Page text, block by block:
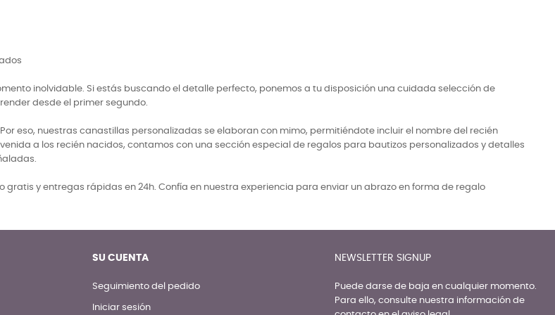
inolvidable. Si estás buscando el detalle perfecto, ponemos a tu disposición una cuidada selección de
desde el primer segundo.
eso, nuestras canastillas personalizadas se elaboran con mimo, permitiéndote incluir el nombre del recién
a los recién nacidos, contamos con una sección especial de regalos para bautizos personalizados y detalles
y entregas rápidas en 24h. Confía en nuestra experiencia para enviar un abrazo en forma de regalo
SU CUENTA
Seguimiento del pedido
Iniciar sesión
NEWSLETTER SIGNUP
Puede darse de baja en cualquier momento.
Para ello, consulte nuestra información de